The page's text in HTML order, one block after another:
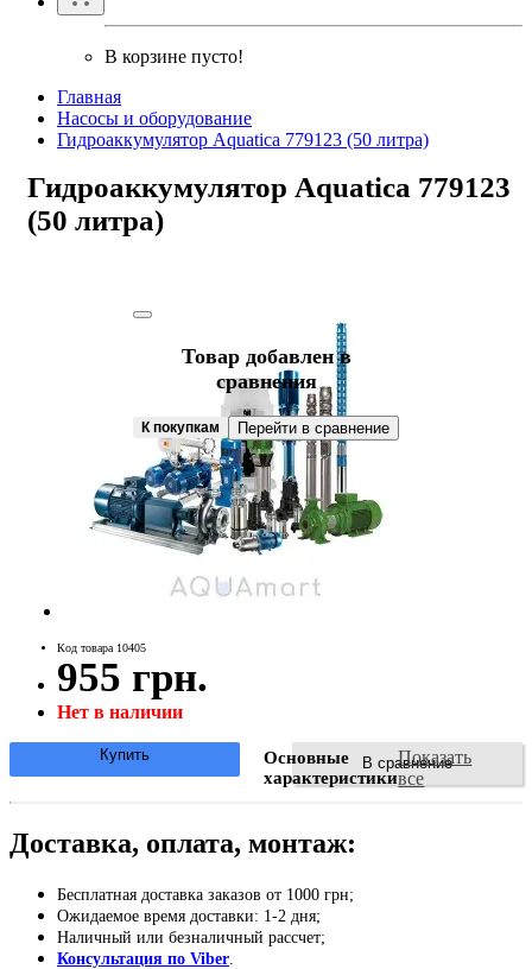
В корзине пусто!
Главная
Насосы и оборудование
Гидроаккумулятор Aquatica 779123 (50 литра)
Гидроаккумулятор Aquatica 779123
(50 литра)
Код товара 10405
955 грн.
Нет в наличии
В сравнение
Купить
Основные
характеристики
Показать
все
Доставка, оплата, монтаж:
Бесплатная доставка заказов от 1000 грн;
Ожидаемое время доставки: 1-2 дня;
Наличный или безналичный рассчет;
Консультация по Viber
Товар добавлен в
сравнения
К покупкам Перейти в сравнение